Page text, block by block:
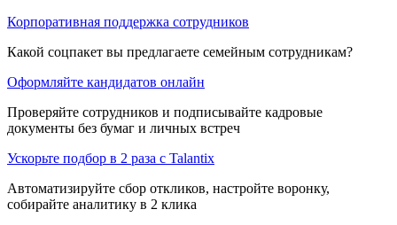
Корпоративная поддержка сотрудников
Какой соцпакет вы предлагаете семейным сотрудникам?
Оформляйте кандидатов онлайн
Проверяйте сотрудников и подписывайте кадровые
документы без бумаг и личных встреч
Ускорьте подбор в 2 раза с Talantix
Автоматизируйте сбор откликов, настройте воронку,
собирайте аналитику в 2 клика